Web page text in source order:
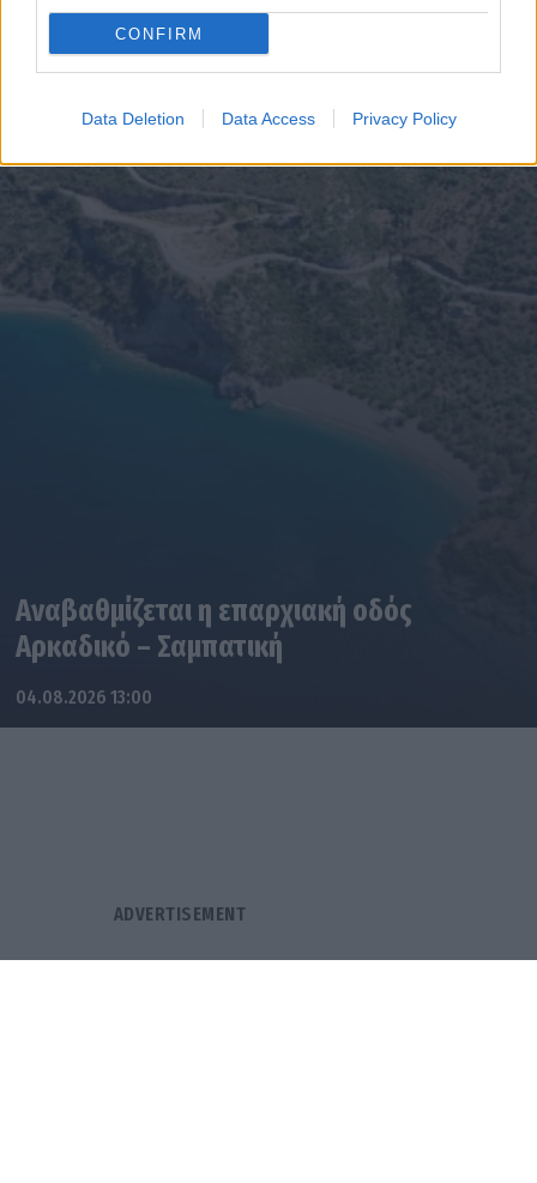
CONFIRM
Data Deletion Data Access Privacy Policy
Αναβαθμίζεται η επαρχιακή οδός
Αρκαδικό – Σαμπατική
04.08.2026 13:00